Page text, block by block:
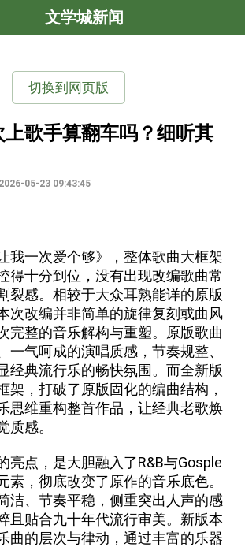
文学城新闻
切换到网页版
上歌手算翻车吗？细听其
2026-05-23 09:43:45
我一次爱个够》，整体歌曲大框架
得十分到位，没有出现改编歌曲常
裂感。相较于大众耳熟能详的原版
次改编并非简单的旋律复刻或曲风
完整的音乐解构与重塑。原版歌曲
一气呵成的演唱质感，节奏规整、
经典流行乐的畅快氛围。而全新版
架，打破了原版固化的编曲结构，
思维重构整首作品，让经典老歌焕
质感。
亮点，是大胆融入了R&B与Gosple
素，彻底改变了原作的音乐底色。
洁、节奏平稳，侧重突出人声的感
且贴合九十年代流行审美。新版本
曲的层次与律动，通过丰富的乐器